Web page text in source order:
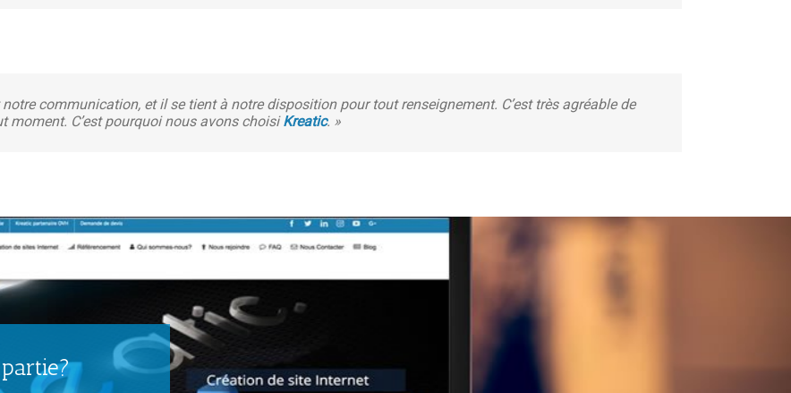
communication, et il se tient à notre disposition pour tout renseignement. C’est très agréable de
moment. C’est pourquoi nous avons choisiKreatic. »